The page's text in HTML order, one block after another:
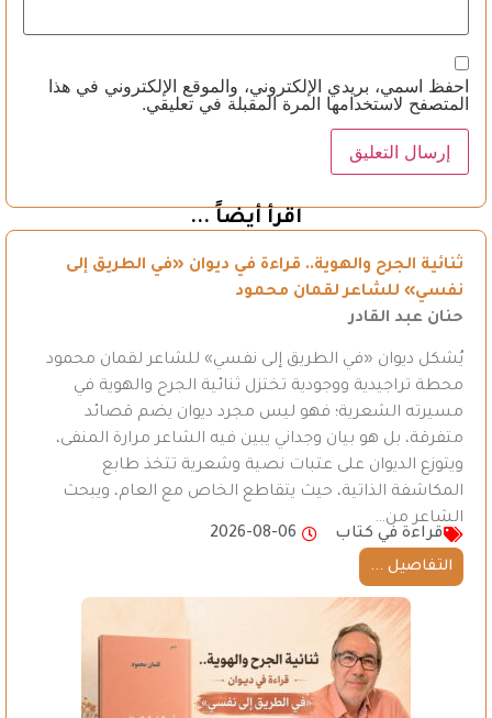
احفظ اسمي، بريدي الإلكتروني، والموقع الإلكتروني في هذا
المتصفح لاستخدامها المرة المقبلة في تعليقي.
اقرأ أيضاً ...
ثنائية الجرح والهوية.. قراءة في ديوان «في الطريق إلى
نفسي» للشاعر لقمان محمود
حنان عبد القادر
يُشكل ديوان «في الطريق إلى نفسي» للشاعر لقمان محمود
محطة تراجيدية ووجودية تختزل ثنائية الجرح والهوية في
مسيرته الشعرية؛ فهو ليس مجرد ديوان يضم قصائد
متفرقة، بل هو بيان وجداني يبين فيه الشاعر مرارة المنفى،
ويتوزع الديوان على عتبات نصية وشعرية تتخذ طابع
المكاشفة الذاتية، حيث يتقاطع الخاص مع العام، ويبحث
الشاعر من…
قراءة في كتاب
2026-08-06
التفاصيل ...